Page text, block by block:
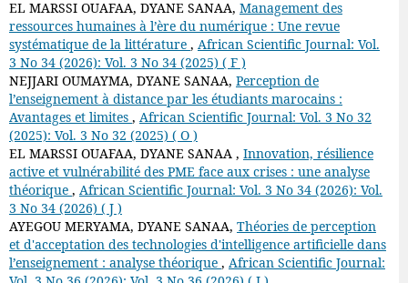
EL MARSSI OUAFAA, DYANE SANAA, Management des
ressources humaines à l’ère du numérique : Une revue
systématique de la littérature , African Scientific Journal: Vol.
3 No 34 (2026): Vol. 3 No 34 (2025) ( F )
NEJJARI OUMAYMA, DYANE SANAA, Perception de
l’enseignement à distance par les étudiants marocains :
Avantages et limites , African Scientific Journal: Vol. 3 No 32
(2025): Vol. 3 No 32 (2025) ( O )
EL MARSSI OUAFAA, DYANE SANAA , Innovation, résilience
active et vulnérabilité des PME face aux crises : une analyse
théorique , African Scientific Journal: Vol. 3 No 34 (2026): Vol.
3 No 34 (2026) ( J )
AYEGOU MERYAMA, DYANE SANAA, Théories de perception
et d'acceptation des technologies d'intelligence artificielle dans
l’enseignement : analyse théorique , African Scientific Journal: